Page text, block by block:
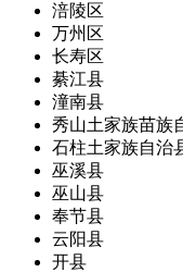
涪陵区
万州区
长寿区
綦江县
潼南县
秀山土家族苗族
石柱土家族自治
巫溪县
巫山县
奉节县
云阳县
开县